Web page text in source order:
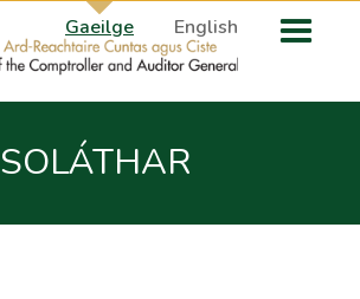
Gaeilge English
SOLÁTHAR